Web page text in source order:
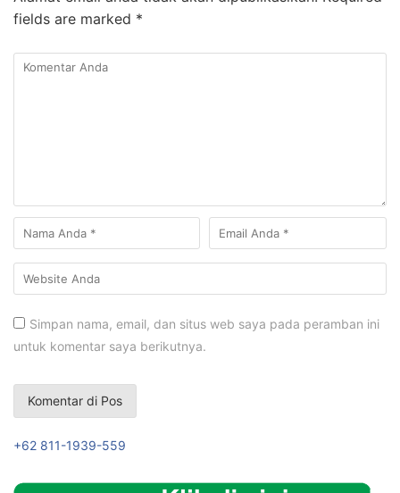
fields are marked *
Simpan nama, email, dan situs web saya pada peramban ini
untuk komentar saya berikutnya.
+62 811-1939-559